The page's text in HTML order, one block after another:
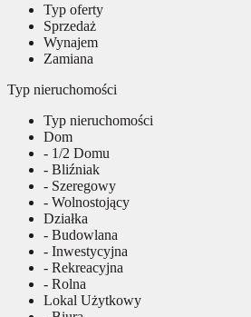
Typ oferty
Sprzedaż
Wynajem
Zamiana
Typ nieruchomości
Typ nieruchomości
Dom
- 1/2 Domu
- Bliźniak
- Szeregowy
- Wolnostojący
Działka
- Budowlana
- Inwestycyjna
- Rekreacyjna
- Rolna
Lokal Użytkowy